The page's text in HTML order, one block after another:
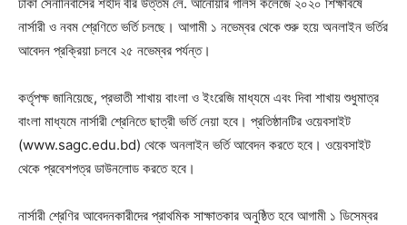
নার্সারী ও নবম শ্রেণিতে ভর্তি চলছে। আগামী ১ নভেম্বর থেকে শুরু হয়ে অনলাইন ভর্তির
আবেদন প্রক্রিয়া চলবে ২৫ নভেম্বর পর্যন্ত।
কর্তৃপক্ষ জানিয়েছে, প্রভাতী শাখায় বাংলা ও ইংরেজি মাধ্যমে এবং দিবা শাখায় শুধুমাত্র
বাংলা মাধ্যমে নার্সারী শ্রেনিতে ছাত্রী ভর্তি নেয়া হবে। প্রতিষ্ঠানটির ওয়েবসাইট
(www.sagc.edu.bd) থেকে অনলাইন ভর্তি আবেদন করতে হবে। ওয়েবসাইট
থেকে প্রবেশপত্র ডাউনলোড করতে হবে।
নার্সারী শ্রেণির আবেদনকারীদের প্রাথমিক সাক্ষাতকার অনুষ্ঠিত হবে আগামী ১ ডিসেম্বর